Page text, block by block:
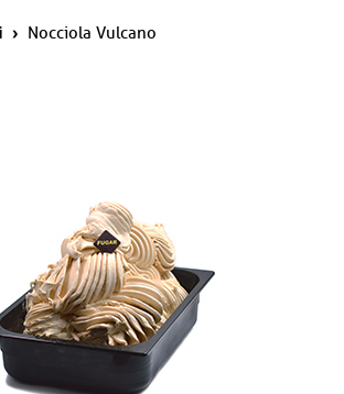
› Nocciola Vulcano